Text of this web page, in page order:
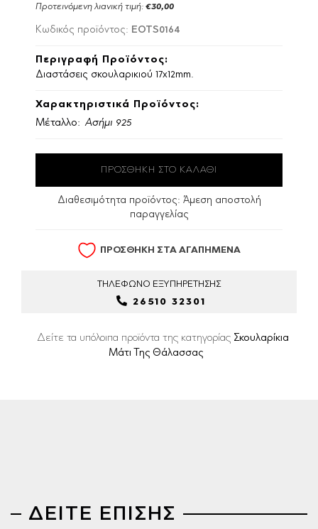
Προτεινόμενη λιανική τιμή: €30,00
Κωδικός προϊόντος: EOTS0164
Περιγραφή Προϊόντος:
Διαστάσεις σκουλαρικιού 17x12mm.
Χαρακτηριστικά Προϊόντος:
Μέταλλο: Ασήμι 925
Διαθεσιμότητα προϊόντος: Άμεση αποστολή
παραγγελίας
ΠΡΟΣΘΗΚΗ ΣΤΑ ΑΓΑΠΗΜΕΝΑ
ΤΗΛΕΦΩΝΟ ΕΞΥΠΗΡΕΤΗΣΗΣ
26510 32301
Δείτε τα υπόλοιπα προϊόντα της κατηγορίας Σκουλαρίκια
Μάτι Της Θάλασσας
ΔΕΙΤΕ ΕΠΙΣΗΣ